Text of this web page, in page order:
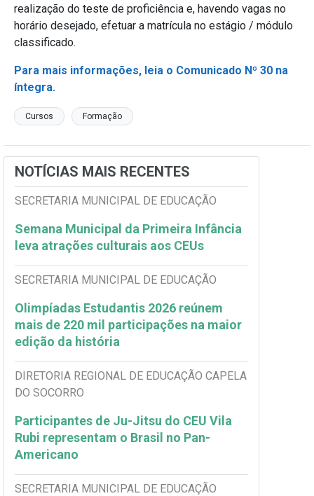
realização do teste de proficiência e, havendo vagas no
horário desejado, efetuar a matrícula no estágio / módulo
classificado.
Para mais informações, leia o Comunicado Nº 30 na
íntegra.
Cursos Formação
NOTÍCIAS MAIS RECENTES
SECRETARIA MUNICIPAL DE EDUCAÇÃO
Semana Municipal da Primeira Infância
leva atrações culturais aos CEUs
SECRETARIA MUNICIPAL DE EDUCAÇÃO
Olimpíadas Estudantis 2026 reúnem
mais de 220 mil participações na maior
edição da história
DIRETORIA REGIONAL DE EDUCAÇÃO CAPELA
DO SOCORRO
Participantes de Ju-Jitsu do CEU Vila
Rubi representam o Brasil no Pan-
Americano
SECRETARIA MUNICIPAL DE EDUCAÇÃO